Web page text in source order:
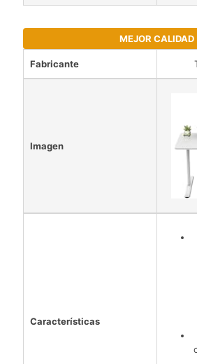
MEJOR CALIDAD
Fabricante
Imagen
Características